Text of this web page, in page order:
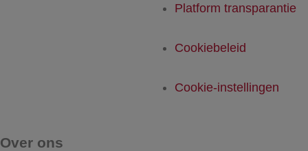
Platform transparantie
Cookiebeleid
Cookie-instellingen
Over ons